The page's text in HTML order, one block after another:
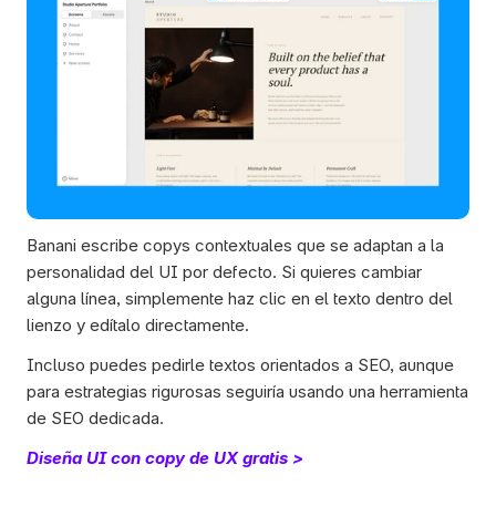
Banani escribe copys contextuales que se adaptan a la
personalidad del UI por defecto. Si quieres cambiar
alguna línea, simplemente haz clic en el texto dentro del
lienzo y edítalo directamente.
Incluso puedes pedirle textos orientados a SEO, aunque
para estrategias rigurosas seguiría usando una herramienta
de SEO dedicada.
Diseña UI con copy de UX gratis >